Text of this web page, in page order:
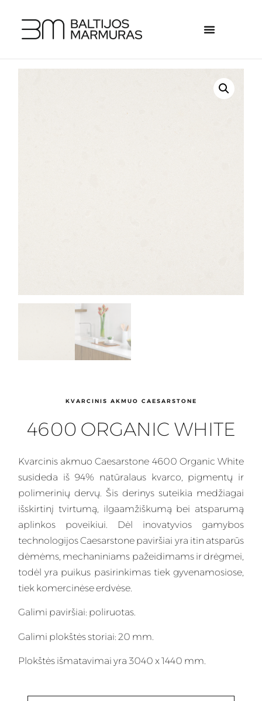
KVARCINIS AKMUO CAESARSTONE
4600 ORGANIC WHITE
Kvarcinis akmuo Caesarstone 4600 Organic White
susideda iš 94% natūralaus kvarco, pigmentų ir
polimerinių dervų. Šis derinys suteikia medžiagai
išskirtinį tvirtumą, ilgaamžiškumą bei atsparumą
aplinkos poveikiui. Dėl inovatyvios gamybos
technologijos Caesarstone paviršiai yra itin atsparūs
dėmėms, mechaniniams pažeidimams ir drėgmei,
todėl yra puikus pasirinkimas tiek gyvenamosiose,
tiek komercinėse erdvėse.
Galimi paviršiai: poliruotas.
Galimi plokštės storiai: 20 mm.
Plokštės išmatavimai yra 3040 x 1440 mm.